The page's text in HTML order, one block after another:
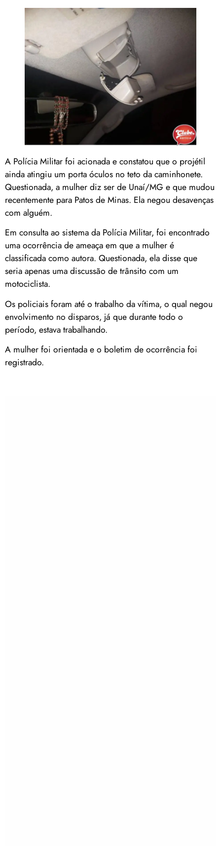
A Polícia Militar foi acionada e constatou que o projétil
ainda atingiu um porta óculos no teto da caminhonete.
Questionada, a mulher diz ser de Unaí/MG e que mudou
recentemente para Patos de Minas. Ela negou desavenças
com alguém.
Em consulta ao sistema da Polícia Militar, foi encontrado
uma ocorrência de ameaça em que a mulher é
classificada como autora. Questionada, ela disse que
seria apenas uma discussão de trânsito com um
motociclista.
Os policiais foram até o trabalho da vítima, o qual negou
envolvimento no disparos, já que durante todo o
período, estava trabalhando.
A mulher foi orientada e o boletim de ocorrência foi
registrado.